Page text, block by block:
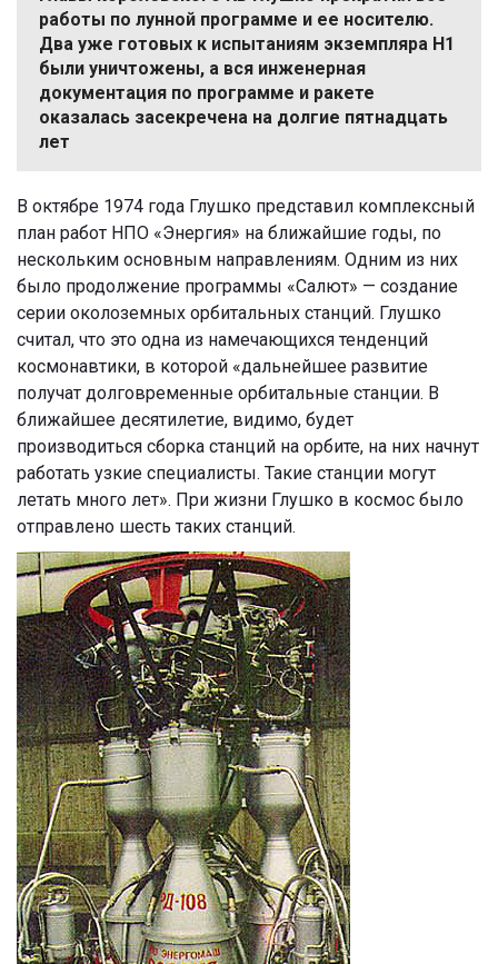
работы по лунной программе и ее носителю.
Два уже готовых к испытаниям экземпляра Н1
были уничтожены, а вся инженерная
документация по программе и ракете
оказалась засекречена на долгие пятнадцать
лет
В октябре 1974 года Глушко представил комплексный
план работ НПО «Энергия» на ближайшие годы, по
нескольким основным направлениям. Одним из них
было продолжение программы «Салют» — создание
серии околоземных орбитальных станций. Глушко
считал, что это одна из намечающихся тенденций
космонавтики, в которой «дальнейшее развитие
получат долговременные орбитальные станции. В
ближайшее десятилетие, видимо, будет
производиться сборка станций на орбите, на них начнут
работать узкие специалисты. Такие станции могут
летать много лет». При жизни Глушко в космос было
отправлено шесть таких станций.